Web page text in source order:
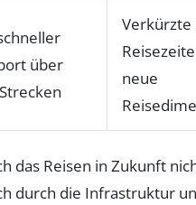
über
Verkürzte
neue
das Reisen in Zukunft
durch die Infrastruktur